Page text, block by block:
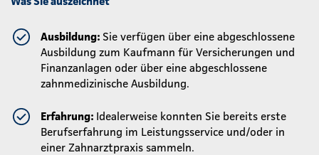
Ausbildung: Sie verfügen über eine abgeschlossene
Ausbildung zum Kaufmann für Versicherungen und
Finanzanlagen oder über eine abgeschlossene
zahnmedizinische Ausbildung.
Erfahrung: Idealerweise konnten Sie bereits erste
Berufserfahrung im Leistungsservice und/oder in
einer Zahnarztpraxis sammeln.